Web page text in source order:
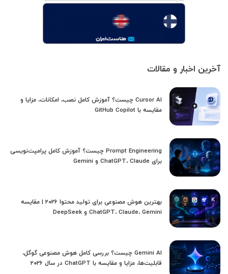
آخرین اخبار و مقالات
Cursor AI چیست؟ آموزش کامل نصب، امکانات، مزایا و
مقایسه با GitHub Copilot
Prompt Engineering چیست؟ آموزش کامل پرامپت‌نویسی
برای ChatGPT، Claude و Gemini
بهترین هوش مصنوعی برای تولید محتوا ۲۰۲۶ | مقایسه
ChatGPT، Claude، Gemini و DeepSeek
Gemini AI چیست؟ بررسی کامل هوش مصنوعی گوگل،
قابلیت‌ها، مزایا و مقایسه با ChatGPT در سال ۲۰۲۶